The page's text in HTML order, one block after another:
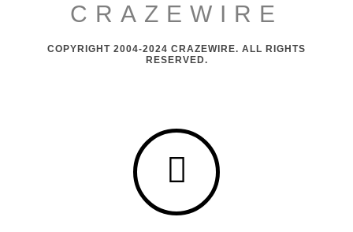
CRAZEWIRE
COPYRIGHT 2004-2024 CRAZEWIRE. ALL RIGHTS
RESERVED.